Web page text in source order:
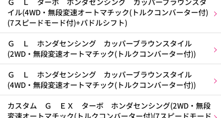
イル(4WD・無段変速オートマチック(トルクコンバーター付)
(7スピードモード付)+パドルシフト)
Ｇ Ｌ ホンダセンシング カッパーブラウンスタイル
(2WD・無段変速オートマチック(トルクコンバーター付))
Ｇ Ｌ ホンダセンシング カッパーブラウンスタイル
(4WD・無段変速オートマチック(トルクコンバーター付))
カスタム Ｇ ＥＸ ターボ ホンダセンシング(2WD・無段
変速オートマチック(トルクコンバーター付)(7スピードモード